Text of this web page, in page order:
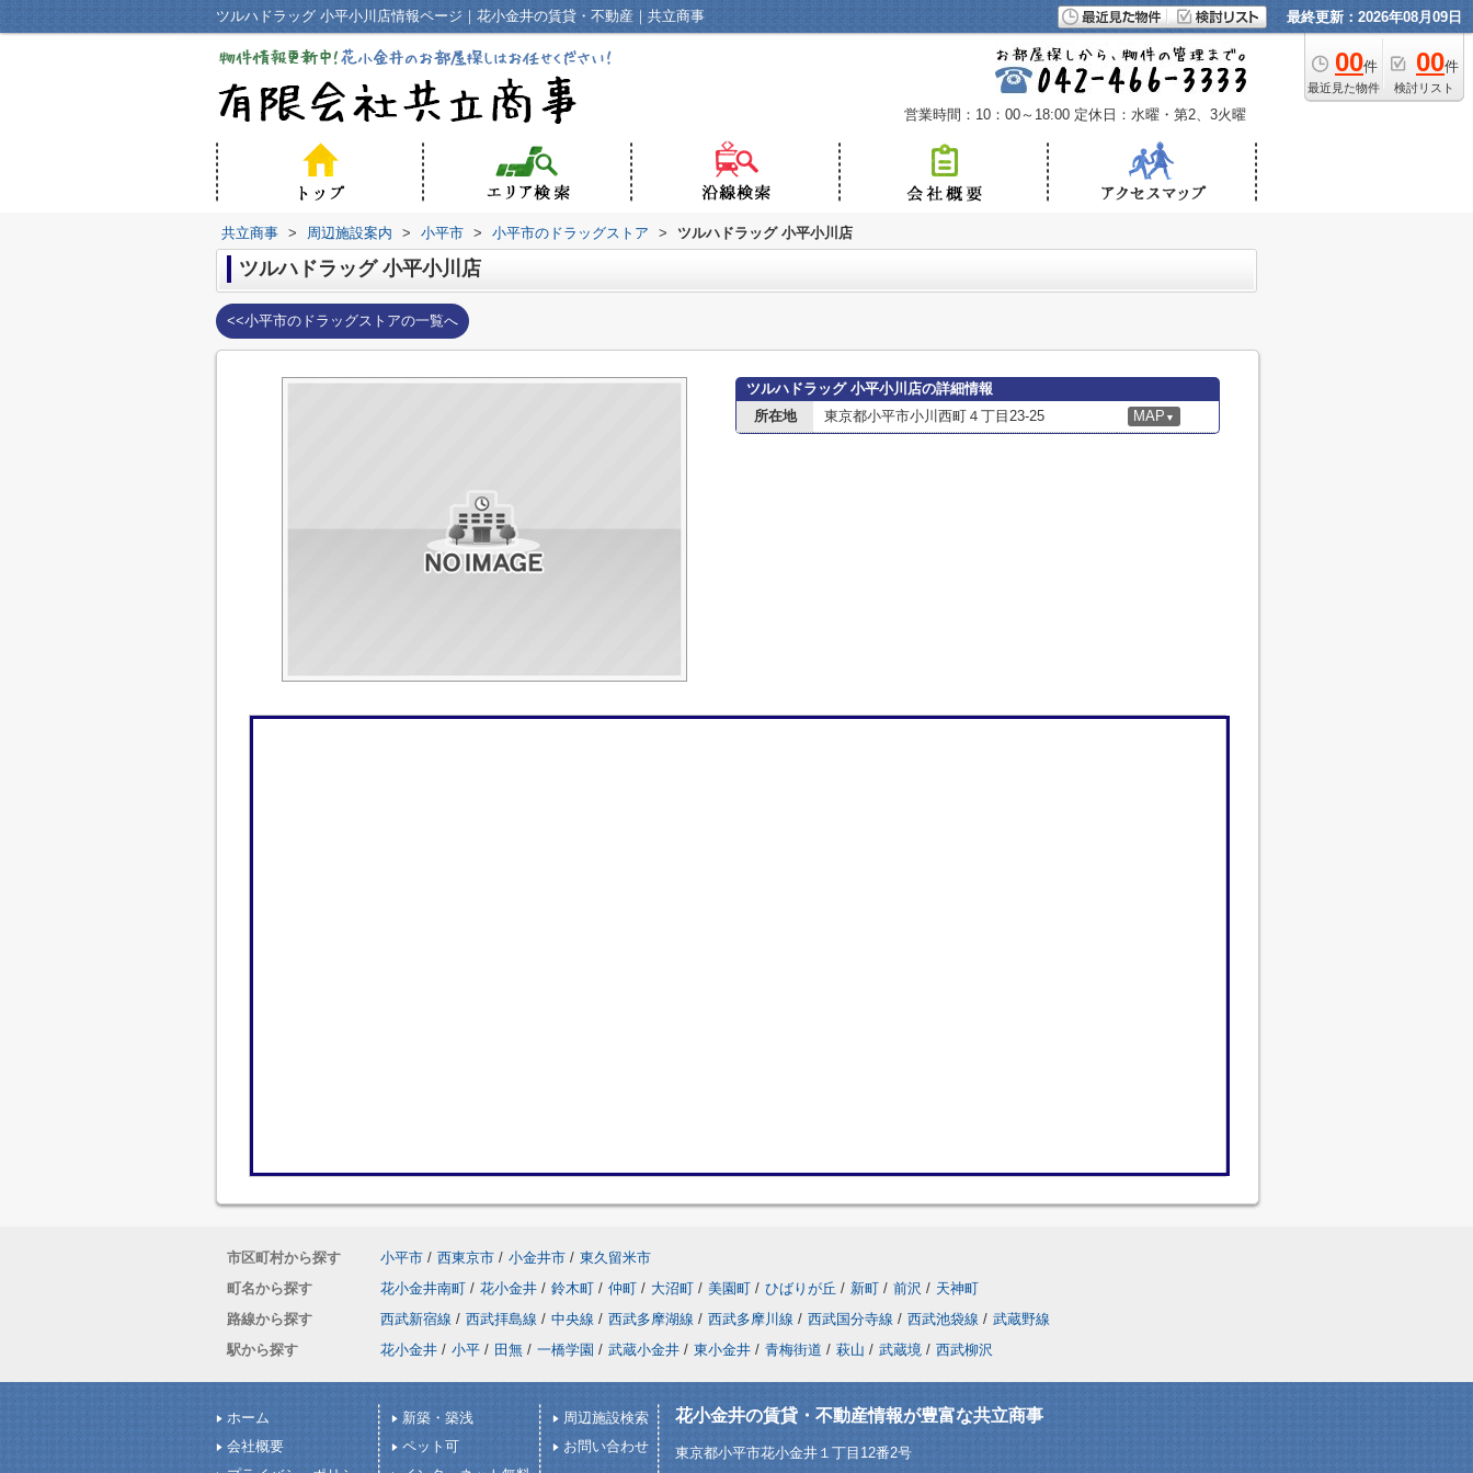
ツルハドラッグ 小平小川店情報ページ｜花小金井の賃貸・不動産｜共立商事 最終更新：2026年08月09日
00件
最近見た物件
00件
検討リスト
営業時間：10：00～18:00 定休日：水曜・第2、3火曜
共立商事 > 周辺施設案内 > 小平市 > 小平市のドラッグストア > ツルハドラッグ 小平小川店
ツルハドラッグ 小平小川店
<<小平市のドラッグストアの一覧へ
ツルハドラッグ 小平小川店の詳細情報
所在地
東京都小平市小川西町４丁目23-25 MAP ▼
市区町村から探す 小平市 / 西東京市 / 小金井市 / 東久留米市
町名から探す
花小金井南町 / 花小金井 / 鈴木町 / 仲町 / 大沼町 / 美園町 / ひばりが丘 / 新町 / 前沢 / 天神町
路線から探す
西武新宿線 / 西武拝島線 / 中央線 / 西武多摩湖線 / 西武多摩川線 / 西武国分寺線 / 西武池袋線 / 武蔵野線
駅から探す
花小金井 / 小平 / 田無 / 一橋学園 / 武蔵小金井 / 東小金井 / 青梅街道 / 萩山 / 武蔵境 / 西武柳沢
ホーム
会社概要
新築・築浅
ペット可
周辺施設検索
お問い合わせ
花小金井の賃貸・不動産情報が豊富な共立商事
東京都小平市花小金井１丁目12番2号